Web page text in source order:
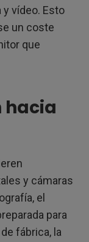
vídeo. Esto
un coste
que
hacia
y cámaras
el
para
fábrica, la